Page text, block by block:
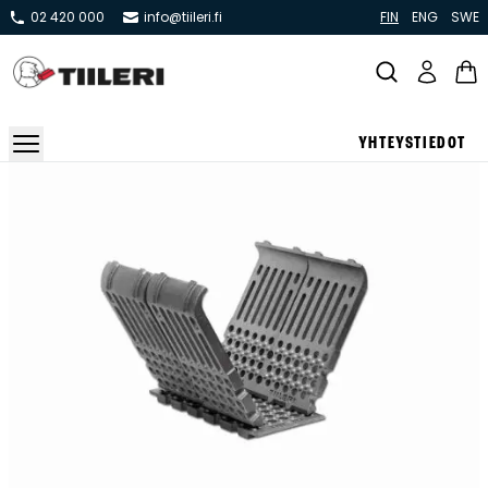
02 420 000 info@tiileri.fi FIN ENG SWE
YHTEYSTIEDOT
Pönttö -ja kaakeliuunit
Leivin -ja lämpiöuunit
Kiertoilmatakat ja kamiinat
Grillit ja pihakeittiöt